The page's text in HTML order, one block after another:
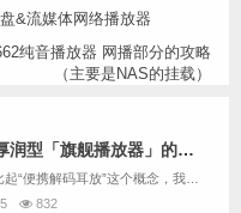
&流媒体网络播放器
纯音播放器 网播部分的攻略
（主要是NAS的挂载）
【转载】厚润型「旗舰播放器」的潜质：聊聊乾龙盛MUB5
832